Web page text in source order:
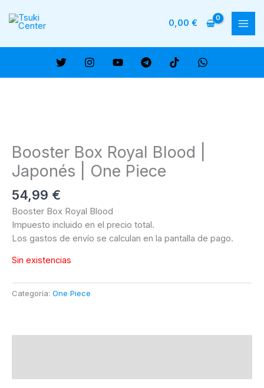
0,00 €
Booster Box Royal Blood |
Japonés | One Piece
54,99 €
Booster Box Royal Blood
Impuesto incluido en el precio total.
Los gastos de envío se calculan en la pantalla de pago.
Sin existencias
Categoría: One Piece